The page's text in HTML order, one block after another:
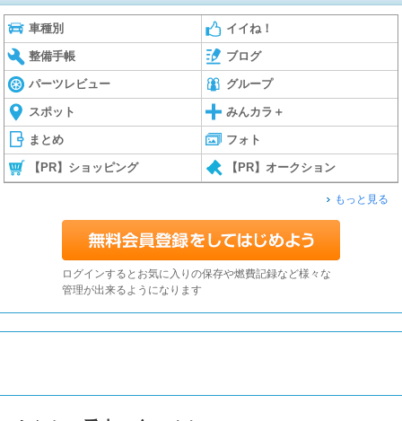
車種別 イイね！
整備手帳 ブログ
パーツレビュー グループ
スポット みんカラ＋
まとめ フォト
【PR】ショッピング 【PR】オークション
もっと見る
ログインするとお気に入りの保存や燃費記録など様々な
管理が出来るようになります